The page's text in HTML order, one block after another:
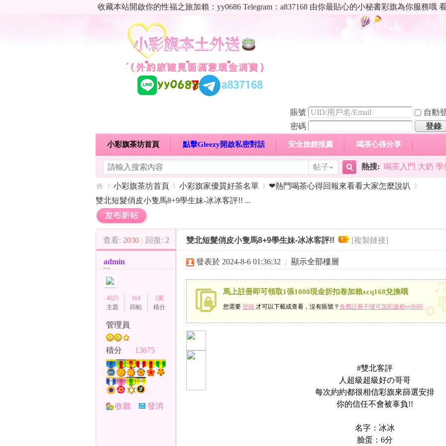
收藏本站開啟你的性福之旅加賴：yy0686 Telegram：a837168 由你最貼心的小秘書彩旗為你服務哦
賬號
自動
密碼
登錄
小彩旗茶坊首頁 點擊Gleezy開啟私密對話 安全旅館推薦 喝茶心得分享
日本
明碼標價特惠專區 熱門喝茶心得分享 高顏值現役空姐專區 新手喝茶入門須知
帖子
搜
熱搜: 喝茶入門 大奶
（»
小彩旗茶坊首頁
›
小彩旗家優質好茶名單
›
❤熱門喝茶心得回報來看看大家怎麼說叭
›
雙北短髮俏皮小隻馬8+9學生妹-冰冰客評!! ...
查看: 2030 | 回復: 2 雙北短髮俏皮小隻馬8+9學生妹-冰冰客評!! [複製鏈接]
admin
4025
主題
164
回帖
1萬
積分
管理員
積分 13675
收聽
發消
發表於 2024-8-6 01:36:32 | 顯示全部樓層
馬上註冊即可領取1張1000現金折扣卷加賴xcq168兌換哦
您需要 登錄 才可以下載或查看，沒有賬號？ 免費註冊不懂可加彩旗賴yy0686
#雙北客評
人超級超級好の哥哥
每次約約都很相信彩旗來篩選安排
你的信任不會被辜負!!
名字：冰冰
臉蛋：6分